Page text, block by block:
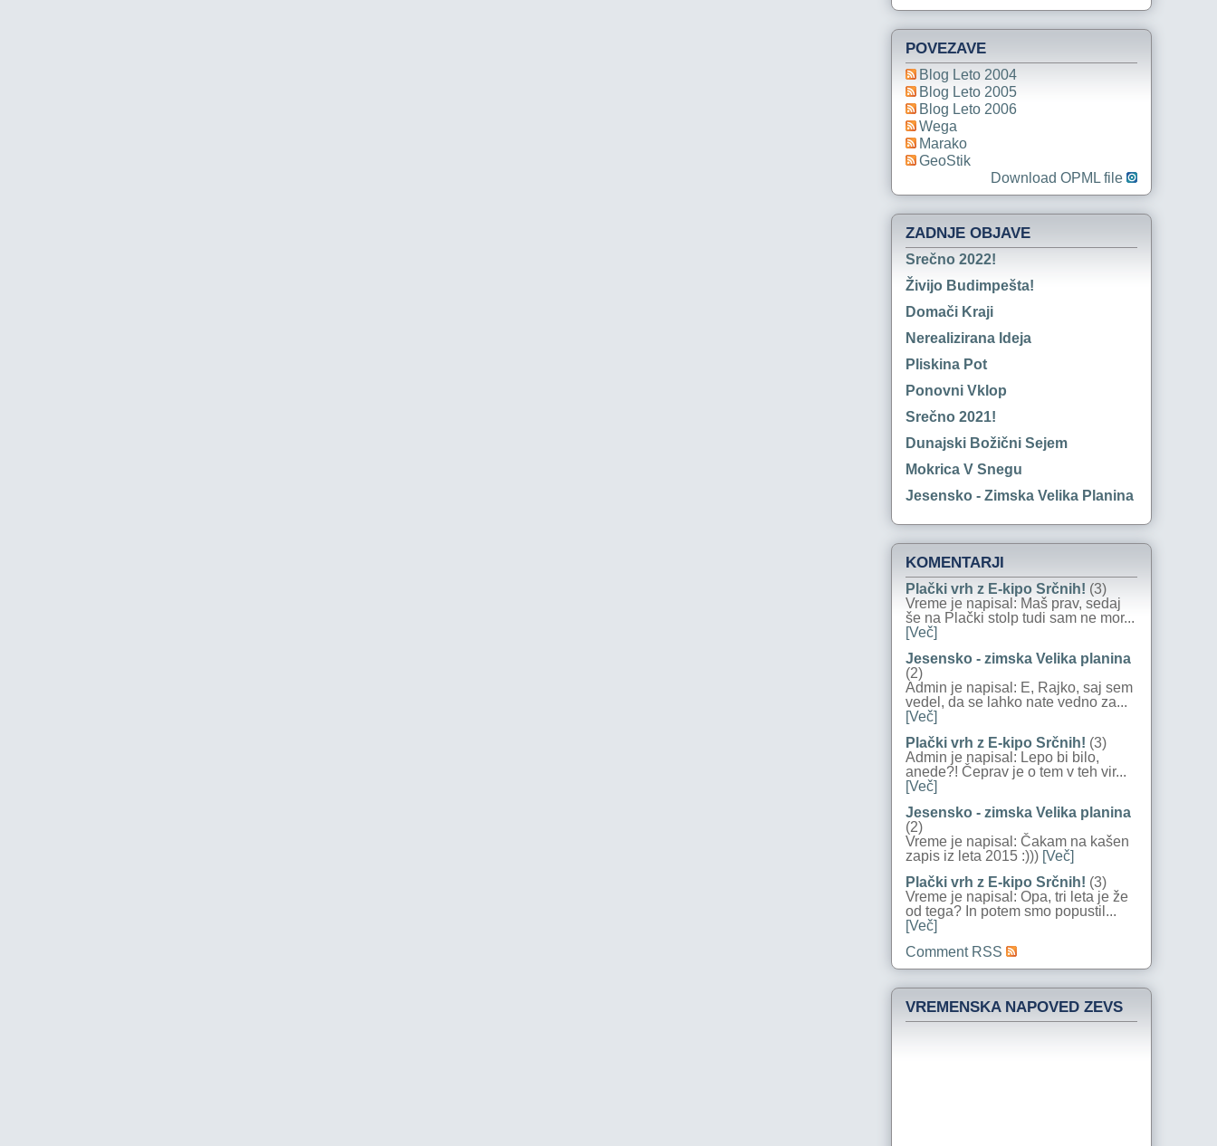
POVEZAVE
Blog Leto 2004
Blog Leto 2005
Blog Leto 2006
Wega
Marako
GeoStik
Download OPML file
ZADNJE OBJAVE
Srečno 2022!
Živijo Budimpešta!
Domači Kraji
Nerealizirana Ideja
Pliskina Pot
Ponovni Vklop
Srečno 2021!
Dunajski Božični Sejem
Mokrica V Snegu
Jesensko - Zimska Velika Planina
KOMENTARJI
Plački vrh z E-kipo Srčnih! (3)
Vreme je napisal: Maš prav, sedaj
še na Plački stolp tudi sam ne mor...
[Več]
Jesensko - zimska Velika planina
(2)
Admin je napisal: E, Rajko, saj sem
vedel, da se lahko nate vedno za...
[Več]
Plački vrh z E-kipo Srčnih! (3)
Admin je napisal: Lepo bi bilo,
anede?! Čeprav je o tem v teh vir...
[Več]
Jesensko - zimska Velika planina
(2)
Vreme je napisal: Čakam na kašen
zapis iz leta 2015 :))) [Več]
Plački vrh z E-kipo Srčnih! (3)
Vreme je napisal: Opa, tri leta je že
od tega? In potem smo popustil...
[Več]
Comment RSS
VREMENSKA NAPOVED ZEVS